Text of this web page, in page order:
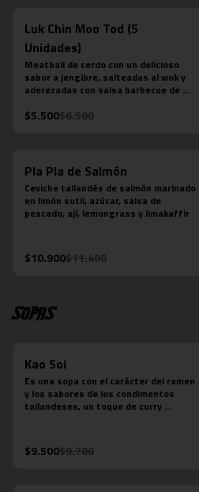
Luk Chin Moo Tod (5
Unidades)
Meatball de cerdo con un delicioso
sabor a jengibre, salteadas al wok y
aderezadas con salsa barbecue de
$5.500$6.500
Pla Pla de Salmón
Ceviche tailandés de salmón marinado
en limón sutil, azúcar, salsa de
pescado, ají, lemongrass y limakaffir
$10.900$11.400
Sopas
Kao Soi
Es una sopa con el carácter del ramen
y los sabores de los condimentos
tailandeses, un toque de curry
de tocino, cilantro, repollo cocido,
cebolla morada, fideos de huevo y
$9.500$9.700